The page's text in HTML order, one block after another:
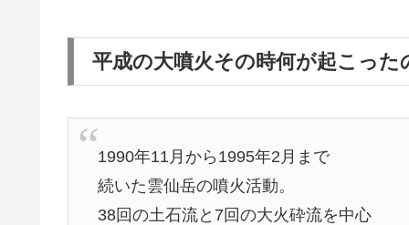
平成の大噴火その時何が起こった
1990年11月から1995年2月まで
続いた雲仙岳の噴火活動。
38回の土石流と7回の大火砕流を中心